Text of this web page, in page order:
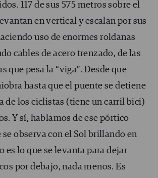
117 de sus 575 metros sobre el
en vertical y escalan por sus
uso de enormes roldanas
cables de acero trenzado, de las
que pesa la “viga”. Desde que
hasta que el puente se detiene
de los ciclistas (tiene un carril bici)
Y sí, hablamos de ese pórtico
observa con el Sol brillando en
es lo que se levanta para dejar
por debajo, nada menos. Es